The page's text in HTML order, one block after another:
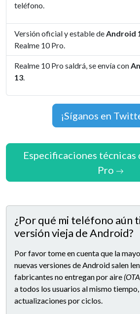
teléfono.
Versión oficial y estable deAndroid
Realme 10 Pro.
Realme 10 Pro saldrá, se envía con
13.
¡Síganos en
Especificaciones técnicas
Pro
¿Por qué mi teléfono aún
versión vieja de Android?
Por favor tome en cuenta que la
nuevas versiones de Android salen
fabricantes no entregan por aire
a todos los usuarios al mismo
actualizaciones por ciclos.